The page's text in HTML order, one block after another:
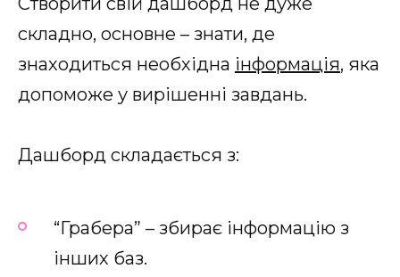
складно, основне – знати, де
знаходиться необхідна інформація, яка
допоможе у вирішенні завдань.
Дашборд складається з:
“Грабера” – збирає інформацію з
інших баз.